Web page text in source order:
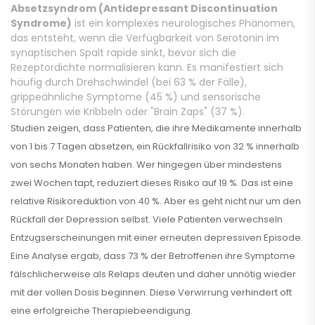
Absetzsyndrom (Antidepressant Discontinuation
Syndrome) ist ein komplexes neurologisches Phänomen,
das entsteht, wenn die Verfügbarkeit von Serotonin im
synaptischen Spalt rapide sinkt, bevor sich die
Rezeptordichte normalisieren kann. Es manifestiert sich
häufig durch Drehschwindel (bei 63 % der Fälle),
grippeähnliche Symptome (45 %) und sensorische
Störungen wie Kribbeln oder "Brain Zaps" (37 %).
Studien zeigen, dass Patienten, die ihre Medikamente innerhalb
von 1 bis 7 Tagen absetzen, ein Rückfallrisiko von 32 % innerhalb
von sechs Monaten haben. Wer hingegen über mindestens
zwei Wochen tapt, reduziert dieses Risiko auf 19 %. Das ist eine
relative Risikoreduktion von 40 %. Aber es geht nicht nur um den
Rückfall der Depression selbst. Viele Patienten verwechseln
Entzugserscheinungen mit einer erneuten depressiven Episode.
Eine Analyse ergab, dass 73 % der Betroffenen ihre Symptome
fälschlicherweise als Relaps deuten und daher unnötig wieder
mit der vollen Dosis beginnen. Diese Verwirrung verhindert oft
eine erfolgreiche Therapiebeendigung.